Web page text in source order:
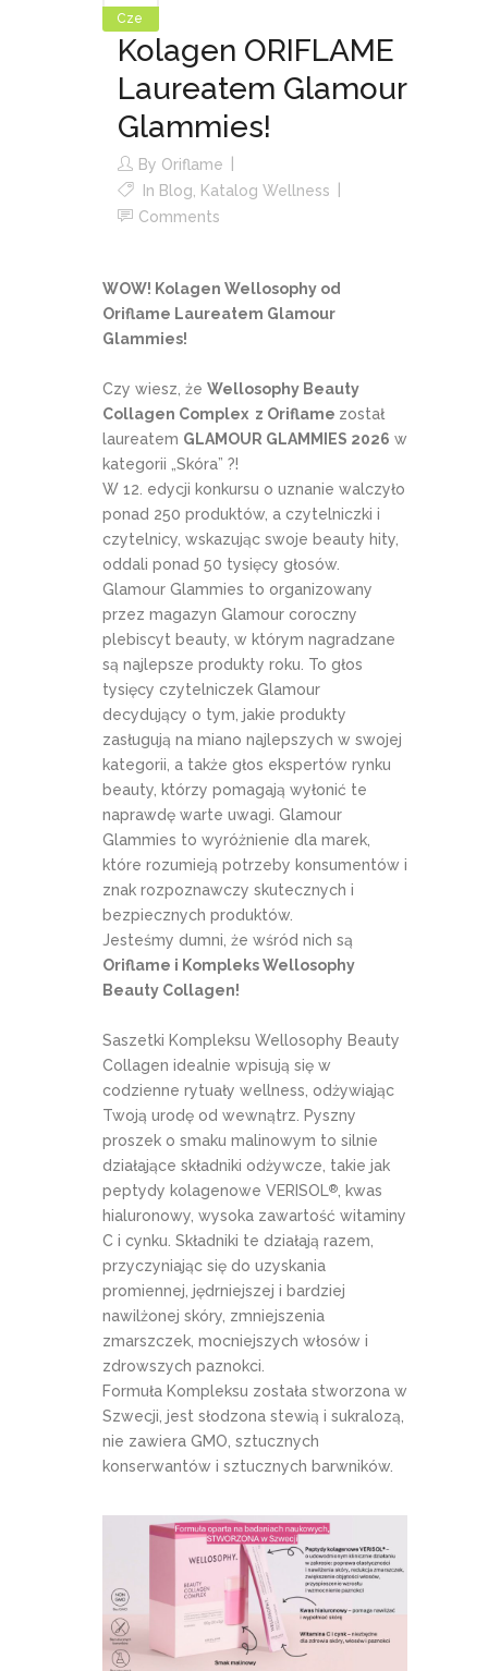
Cze
Kolagen ORIFLAME
Laureatem Glamour
Glammies!
By Oriflame
In Blog Katalog Wellness
Comments
WOW! Kolagen Wellosophy od
Oriflame Laureatem Glamour
Glammies!
Czy wiesz, że Wellosophy Beauty
Collagen Complex z Oriflame został
laureatem GLAMOUR GLAMMIES 2026 w
kategorii „Skóra” ?!
W 12. edycji konkursu o uznanie walczyło
ponad 250 produktów, a czytelniczki i
czytelnicy, wskazując swoje beauty hity,
oddali ponad 50 tysięcy głosów.
Glamour Glammies to organizowany
przez magazyn Glamour coroczny
plebiscyt beauty, w którym nagradzane
są najlepsze produkty roku. To głos
tysięcy czytelniczek Glamour
decydujący o tym, jakie produkty
zasługują na miano najlepszych w swojej
kategorii, a także głos ekspertów rynku
beauty, którzy pomagają wyłonić te
naprawdę warte uwagi. Glamour
Glammies to wyróżnienie dla marek,
które rozumieją potrzeby konsumentów i
znak rozpoznawczy skutecznych i
bezpiecznych produktów.
Jesteśmy dumni, że wśród nich są
Oriflame i Kompleks Wellosophy
Beauty Collagen!
Saszetki Kompleksu Wellosophy Beauty
Collagen idealnie wpisują się w
codzienne rytuały wellness, odżywiając
Twoją urodę od wewnątrz. Pyszny
proszek o smaku malinowym to silnie
działające składniki odżywcze, takie jak
peptydy kolagenowe VERISOL® , kwas
hialuronowy, wysoka zawartość witaminy
C i cynku. Składniki te działają razem,
przyczyniając się do uzyskania
promiennej, jędrniejszej i bardziej
nawilżonej skóry, zmniejszenia
zmarszczek, mocniejszych włosów i
zdrowszych paznokci.
Formuła Kompleksu została stworzona w
Szwecji, jest słodzona stewią i sukralozą,
nie zawiera GMO, sztucznych
konserwantów i sztucznych barwników.